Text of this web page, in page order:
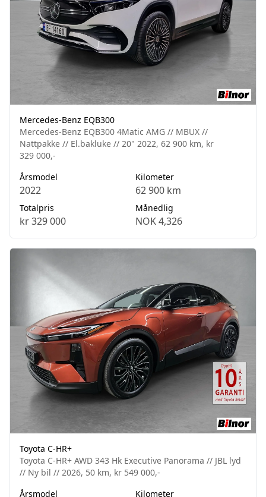
Mercedes-Benz EQB300
Mercedes-Benz EQB300 4Matic AMG // MBUX //
Nattpakke // El.bakluke // 20" 2022, 62 900 km, kr
329 000,-
Årsmodel
2022
Kilometer
62 900 km
Totalpris
kr 329 000
Månedlig
NOK 4,326
Toyota C-HR+
Toyota C-HR+ AWD 343 Hk Executive Panorama // JBL lyd
// Ny bil // 2026, 50 km, kr 549 000,-
Årsmodel
Kilometer